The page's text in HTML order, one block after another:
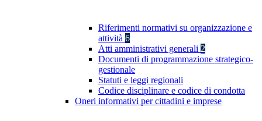
Riferimenti normativi su organizzazione e
attività 6
Atti amministrativi generali 2
Documenti di programmazione strategico-
gestionale
Statuti e leggi regionali
Codice disciplinare e codice di condotta
Oneri informativi per cittadini e imprese